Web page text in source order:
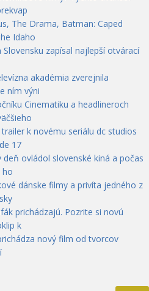
The Drama, Batman: Caped
Idaho
zapísal najlepší otvárací
akadémia zverejnila
ním výni
Cinematiku a headlineroch
k novému seriálu dc studios
17
deň ovládol slovenské kiná a počas
ho
dánske filmy a privíta jedného z
prichádzajú. Pozrite si novú
k
nový film od tvorcov